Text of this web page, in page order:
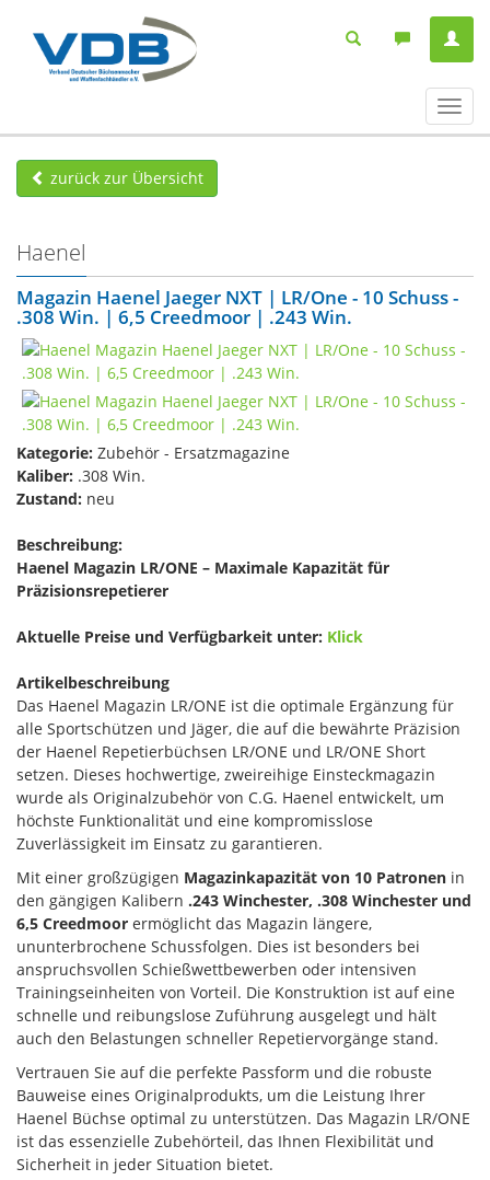
ein-/
zurück zur Übersicht
Haenel
Magazin Haenel Jaeger NXT | LR/One - 10 Schuss -
.308 Win. | 6,5 Creedmoor | .243 Win.
Kategorie: Zubehör - Ersatzmagazine
Kaliber: .308 Win.
Zustand: neu
Beschreibung:
Haenel Magazin LR/ONE – Maximale Kapazität für
Präzisionsrepetierer
Aktuelle Preise und Verfügbarkeit unter: Klick
Artikelbeschreibung
Das Haenel Magazin LR/ONE ist die optimale Ergänzung für
alle Sportschützen und Jäger, die auf die bewährte Präzision
der Haenel Repetierbüchsen LR/ONE und LR/ONE Short
setzen. Dieses hochwertige, zweireihige Einsteckmagazin
wurde als Originalzubehör von C.G. Haenel entwickelt, um
höchste Funktionalität und eine kompromisslose
Zuverlässigkeit im Einsatz zu garantieren.
Mit einer großzügigen Magazinkapazität von 10 Patronen in
den gängigen Kalibern .243 Winchester, .308 Winchester und
6,5 Creedmoor ermöglicht das Magazin längere,
ununterbrochene Schussfolgen. Dies ist besonders bei
anspruchsvollen Schießwettbewerben oder intensiven
Trainingseinheiten von Vorteil. Die Konstruktion ist auf eine
schnelle und reibungslose Zuführung ausgelegt und hält
auch den Belastungen schneller Repetiervorgänge stand.
Vertrauen Sie auf die perfekte Passform und die robuste
Bauweise eines Originalprodukts, um die Leistung Ihrer
Haenel Büchse optimal zu unterstützen. Das Magazin LR/ONE
ist das essenzielle Zubehörteil, das Ihnen Flexibilität und
Sicherheit in jeder Situation bietet.